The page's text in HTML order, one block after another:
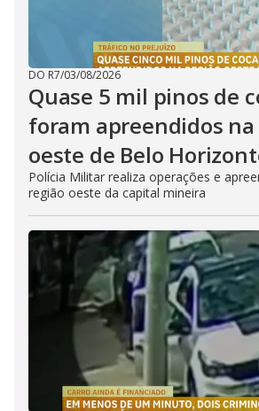
DO R7/03/08/2026
Quase 5 mil pinos de
foram apreendidos
oeste de Belo
Polícia Militar realiza operações e
região oeste da capital mineira